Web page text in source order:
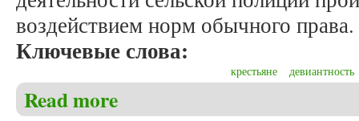
воздействием норм обычного права.
Ключевые слова:
крестьяне девиантность
Read more